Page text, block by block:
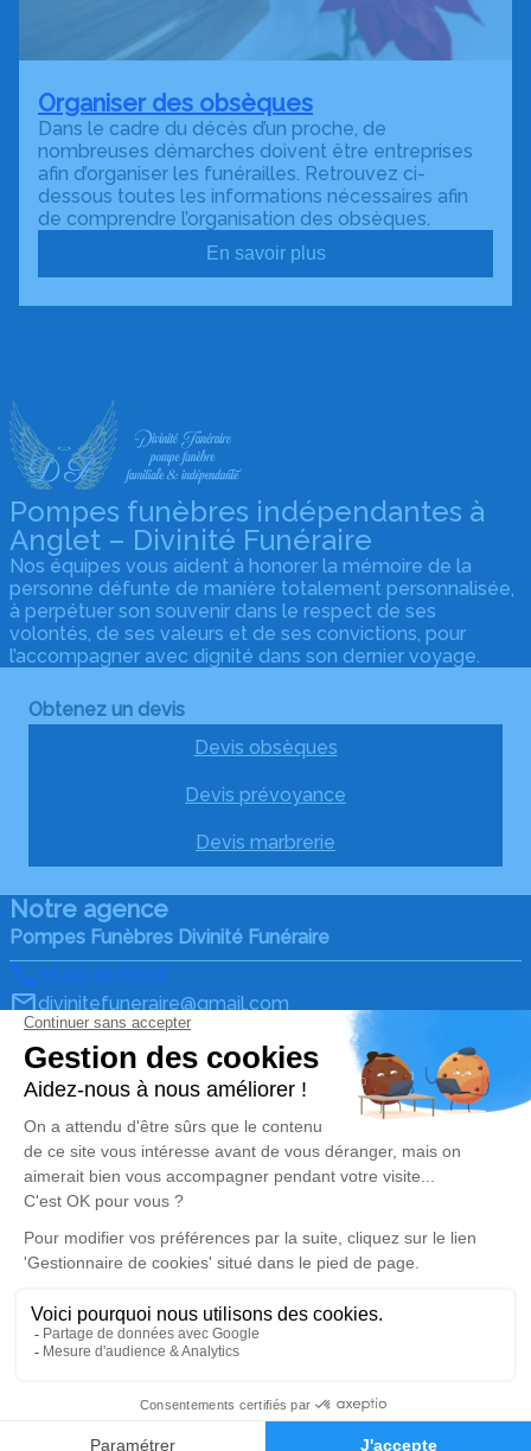
Organiser des obsèques
Dans le cadre du décès d’un proche, de
nombreuses démarches doivent être entreprises
afin d’organiser les funérailles. Retrouvez ci-
dessous toutes les informations nécessaires afin
de comprendre l’organisation des obsèques.
En savoir plus
Pompes funèbres indépendantes à
Anglet – Divinité Funéraire
Nos équipes vous aident à honorer la mémoire de la
personne défunte de manière totalement personnalisée,
à perpétuer son souvenir dans le respect de ses
volontés, de ses valeurs et de ses convictions, pour
l’accompagner avec dignité dans son dernier voyage.
Obtenez un devis
Devis obsèques
Devis prévoyance
Devis marbrerie
Notre agence
Pompes Funèbres Divinité Funéraire
05 59 26 63 07
divinitefuneraire@gmail.com
115 Avenue d'Espagne ZAC de Parme – 64600 –
Anglet
5/5 – 230 avis
Nos Services
Organiser des obsèques
Monuments funéraires
Services aux familles
Liens utiles
Avis de décès
Demande de rendez-vous
Nos réseaux sociaux
Politique de traitement des données personnelles
Politique d’utilisation des cookies
Zone d'intervention